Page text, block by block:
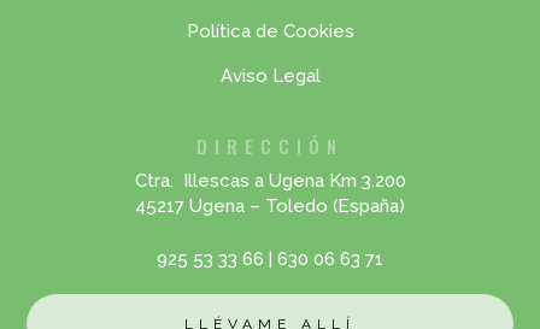
Política de Cookies
Aviso Legal
DIRECCIÓN
Ctra. Illescas a Ugena Km 3.200
45217 Ugena – Toledo (España)
925 53 33 66 | 630 06 63 71
LLÉVAME ALLÍ